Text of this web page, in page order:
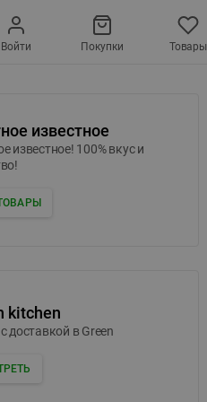
Войти Покупки Товары
известное
известное! 100% вкус и
kitchen
доставкой в Green